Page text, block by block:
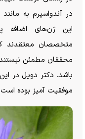
در آندواسپرم به
این ژن‌های اضافه
متخصصان معتقدند
محققان مطمئن نیستند
باشد. دکتر دویل در
موفقیت آمیز بوده